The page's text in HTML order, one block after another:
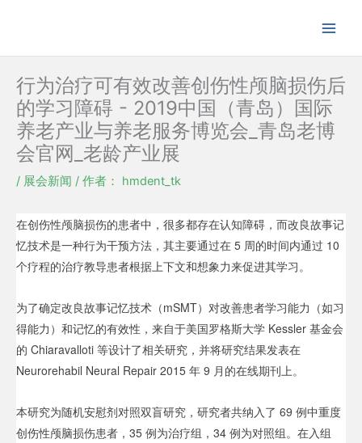
内
行为治疗可有效改善创伤性颅脑损伤后
的学习障碍 - 2019中国（青岛）国际
养老产业与养老服务博览会_青岛老博
会官网_老龄产业展
/ 展会新闻 / 作者： hmdent_tk
在创伤性颅脑损伤的患者中，很多都存在认知障碍，而改良故事记
忆技术是一种行为干预方法，其主要通过在 5 周的时间内通过 10
个疗程的治疗教导患者根据上下文和想象力来促进其学习。
为了确定改良故事记忆技术（mSMT）对改善患者学习能力（如习
得能力）和记忆的有效性，来自于美国罗格斯大学 Kessler 基金会
的 Chiaravalloti 等设计了相关研究，并将研究结果发表在
Neurorehabil Neural Repair 2015 年 9 月的在线期刊上。
本研究为随机安慰剂对照双盲研究，研究者共纳入了 69 例中重度
创伤性颅脑损伤患者，35 例为治疗组，34 例为对照组。在入组